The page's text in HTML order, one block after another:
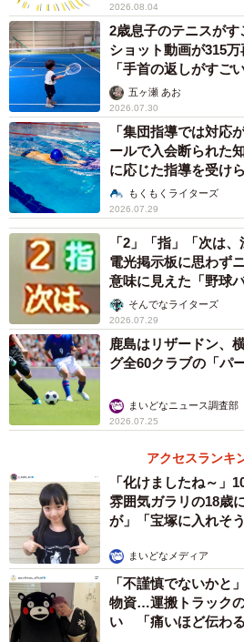
たファンも少なからずいると思い
（20代男性）
・日本シリーズを決めたサヨナラ
打席で流れたのも強く印象に残っ
スタンドに掲げられた横断幕
【２位】「欲球根性～河内の
（55票） コテコテの河内弁
コテコテの河内弁で叫び、盛り上
い来い来い！」というシャウトでス
◇ ◇
♪気合いやで ここまでぶち込め【来
2026.08.04
2歳息子のテニスが
ショット動画が315万
「手首の返しがすごい
五ヶ瀬 あお
2026.07.30
「集団指導では対応
ールで入会断られた
に応じた指導を受け
祉士が解説】
もくもくライターズ
2026.07.29
「2」「指」「次は
電光掲示板に思わず
意味に見えた「野球
そんでなライターズ
2026.07.29
鹿島はリザードン、
グ全60クラブの「パ
まいどなニュース調査部
2026.07.25
アクセスランキ
「化けましたね～」
雰囲気ガラリの18歳
が」「宝塚に入れそう
まいどなメディア
「不謹慎でないかと
物資…運搬トラック
い 「痛いほど伝わる